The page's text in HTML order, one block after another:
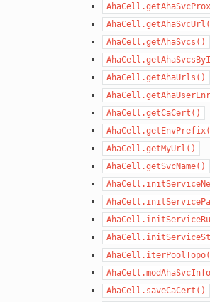
AhaCell.getAhaSvcs()
AhaCell.getAhaUrls()
AhaCell.getCaCert()
AhaCell.getMyUrl()
AhaCell.getSvcName()
AhaCell.saveCaCert()